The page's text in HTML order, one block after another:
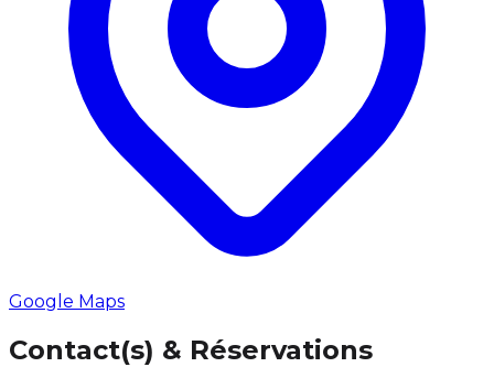
Google Maps
Contact(s) & Réservations